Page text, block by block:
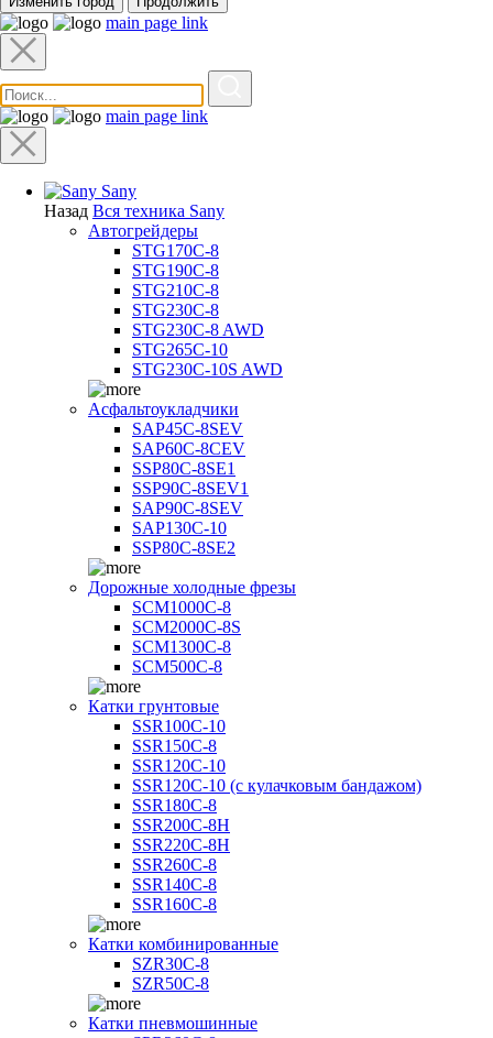
main page link
main page link
Sany
Назад Вся техника Sany
Автогрейдеры
STG170C-8
STG190C-8
STG210C-8
STG230C-8
STG230C-8 AWD
STG265C-10
STG230C-10S AWD
Асфальтоукладчики
SAP45С-8SEV
SAP60C-8CEV
SSP80C-8SE1
SSP90C-8SEV1
SAP90C-8SEV
SAP130C-10
SSP80C-8SE2
Дорожные холодные фрезы
SCM1000C-8
SCM2000C-8S
SCM1300C-8
SCM500C-8
Катки грунтовые
SSR100C-10
SSR150C-8
SSR120C-10
SSR120C-10 (с кулачковым бандажом)
SSR180C-8
SSR200C-8H
SSR220C-8H
SSR260C-8
SSR140C-8
SSR160C-8
Катки комбинированные
SZR30C-8
SZR50C-8
Катки пневмошинные